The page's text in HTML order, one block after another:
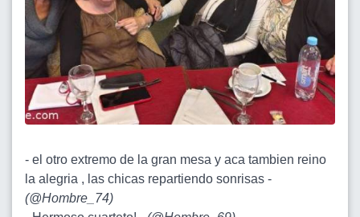
- el otro extremo de la gran mesa y aca tambien reino
la alegria , las chicas repartiendo sonrisas -
(@Hombre_74)